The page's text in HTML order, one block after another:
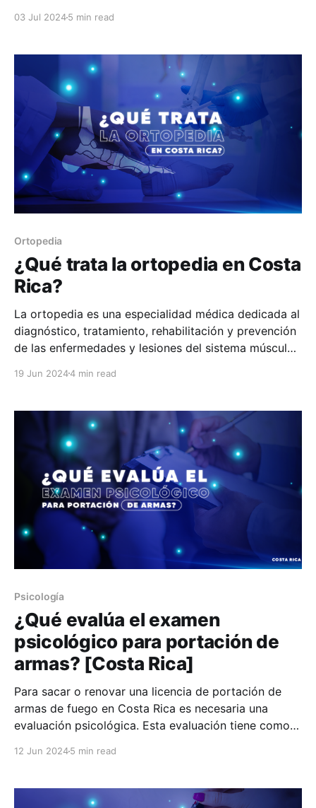
03 Jul 20245 min read
Ortopedia
¿Qué trata la ortopedia en Costa
Rica?
La ortopedia es una especialidad médica dedicada al
diagnóstico, tratamiento, rehabilitación y prevención
de las enfermedades y lesiones del sistema músculo-
profesionales de ortopedia en Costa Rica que
articulaciones, músculos, ligamentos, tendones y
nervios. Los
19 Jun 20244 min read
Psicología
¿Qué evalúa el examen
psicológico para portación de
armas? [Costa Rica]
Para sacar o renovar una licencia de portación de
armas de fuego en Costa Rica es necesaria una
evaluación psicológica. Esta evaluación tiene como
12 Jun 20245 min read